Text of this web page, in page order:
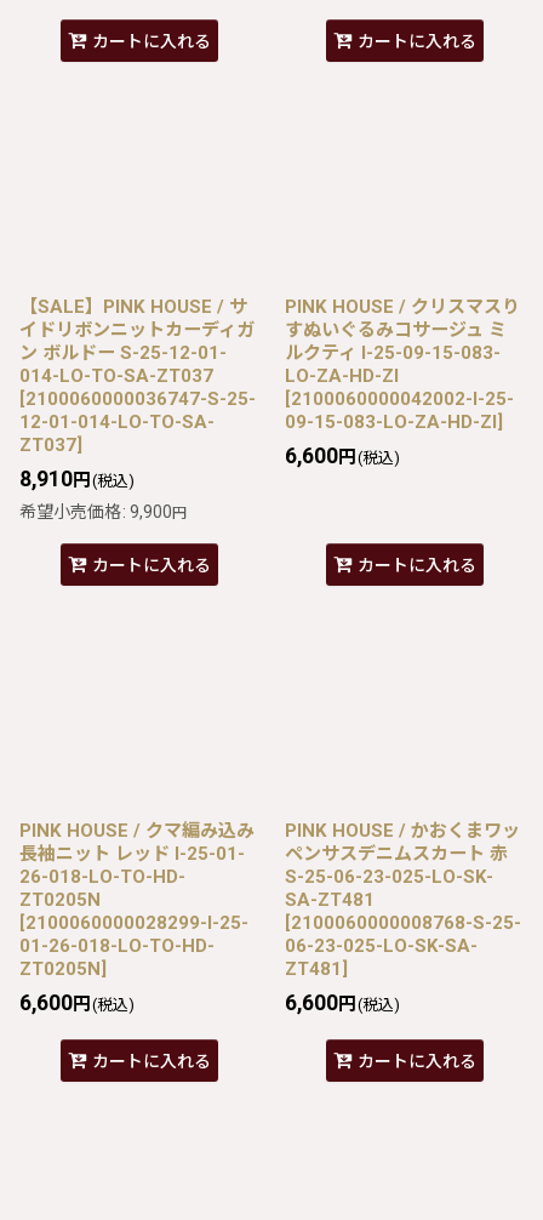
カートに入れる カートに入れる
【SALE】PINK HOUSE / サ
イドリボンニットカーディガ
ン ボルドー S-25-12-01-
014-LO-TO-SA-ZT037
[2100060000036747-S-25-
12-01-014-LO-TO-SA-
ZT037]
8,910円 (税込)
希望小売価格: 9,900円
カートに入れる
PINK HOUSE / クリスマスり
すぬいぐるみコサージュ ミ
ルクティ I-25-09-15-083-
LO-ZA-HD-ZI
[2100060000042002-I-25-
09-15-083-LO-ZA-HD-ZI]
6,600円 (税込)
カートに入れる
PINK HOUSE / クマ編み込み
長袖ニット レッド I-25-01-
26-018-LO-TO-HD-
ZT0205N
[2100060000028299-I-25-
01-26-018-LO-TO-HD-
ZT0205N]
6,600円 (税込)
カートに入れる
PINK HOUSE / かおくまワッ
ペンサスデニムスカート 赤
S-25-06-23-025-LO-SK-
SA-ZT481
[2100060000008768-S-25-
06-23-025-LO-SK-SA-
ZT481 ]
6,600円 (税込)
カートに入れる